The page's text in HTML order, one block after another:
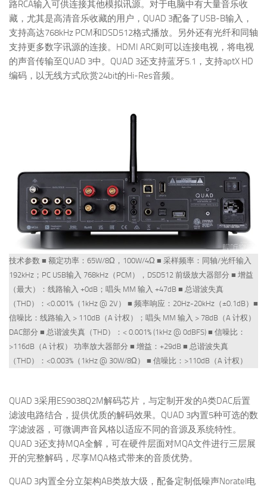
路RCA输入可供连接其他模拟讯源。对于电脑中有大量音乐收
藏，尤其是高清音乐收藏的用户，QUAD 3配备了USB-B输入，
支持高达768kHz PCM和DSD512格式播放。另外还有光纤和同轴
支持更多数字讯源的连接。HDMI ARC则可以连接电视，将电视
的声音传输至QUAD 3中。QUAD 3还支持蓝牙5.1，支持aptX HD
编码，以无线方式欣赏24bit的Hi-Res音频。
技术参数 ■ 额定功率：65W/8Ω，100W/4Ω ■ 采样频率：同轴/光纤输入
192kHz；PC USB输入 768kHz（PCM），DSD512 前级放大器部分 ■ 增益
（最大）：线路输入 +0dB；唱头 MM 输入 +47dB ■ 总谐波失真
（THD）：<0.001%（1kHz @ 2V） ■ 频率响应：20Hz-20kHz（±0.1dB）■
信噪比：线路输入 > 110dB（A 计权）；唱头 MM 输入 > 78dB（A 计权）
DAC部分 ■ 总谐波失真（THD）：< 0.001% (1kHz @ 0dBFS) ■ 信噪比：
>116dB（A 计权） 功率放大器部分 ■ 增益：+29dB ■ 总谐波失真
（THD）：<0.003%（1kHz @ 30W/8Ω） ■ 信噪比：>110dB（A 计权）
QUAD 3采用ES9038Q2M解码芯片，与定制开发的A类DAC后置
滤波电路结合，提供优质的解码效果。QUAD 3内置5种可选的数
字滤波器，可微调声音风格以适应不同的音源及系统特性。
QUAD 3还支持MQA全解，可在硬件层面对MQA文件进行三层展
开的完整解码，尽享MQA格式带来的音质优势。
QUAD 3内置全分立架构AB类放大级，配备定制低噪声Noratel电